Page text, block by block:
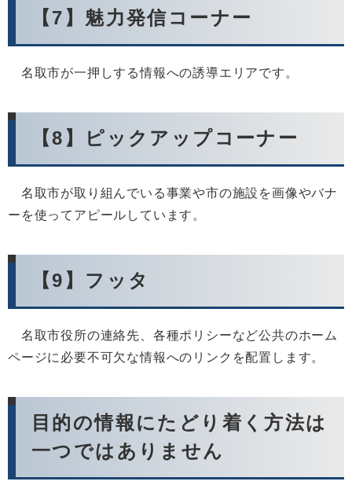
【7】魅力発信コーナー
名取市が一押しする情報への誘導エリアです。
【8】ピックアップコーナー
名取市が取り組んでいる事業や市の施設を画像やバナ
ーを使ってアピールしています。
【9】フッタ
名取市役所の連絡先、各種ポリシーなど公共のホーム
ページに必要不可欠な情報へのリンクを配置します。
目的の情報にたどり着く方法は
一つではありません